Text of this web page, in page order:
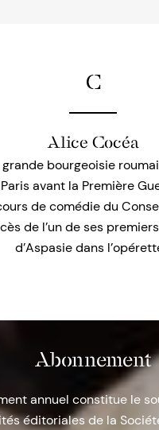
C
Alice Cocéa
bourgeoisie
avant la Première
de comédie du
de l’un de ses
d’Aspasie dans
Abonnement
annuel constitue le
éditoriales de la